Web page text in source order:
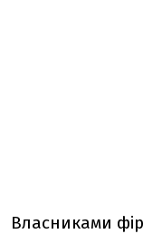
Власниками